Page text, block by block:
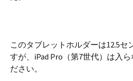
このタブレットホルダーは12.5セ
すが、iPad Pro（第7世代）は入
ださい。